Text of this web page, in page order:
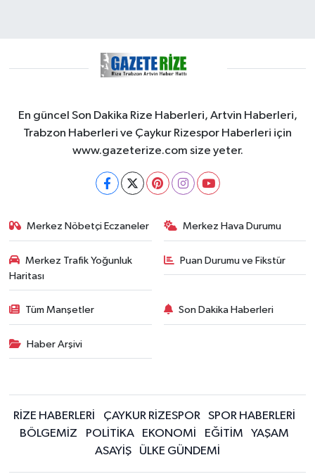
En güncel Son Dakika Rize Haberleri, Artvin Haberleri,
Trabzon Haberleri ve Çaykur Rizespor Haberleri için
www.gazeterize.com size yeter.
Merkez Nöbetçi Eczaneler Merkez Hava Durumu
Merkez Trafik Yoğunluk
Haritası
Puan Durumu ve Fikstür
Tüm Manşetler Son Dakika Haberleri
Haber Arşivi
RİZE HABERLERİ ÇAYKUR RİZESPOR
SPOR HABERLERİ
BÖLGEMİZ
POLİTİKA EKONOMİ EĞİTİM
YAŞAM
ASAYİŞ
ÜLKE GÜNDEMİ